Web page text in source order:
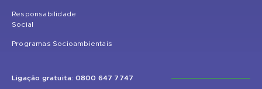
Responsabilidade
Social
Programas Socioambientais
Ligação gratuita: 0800 647 7747